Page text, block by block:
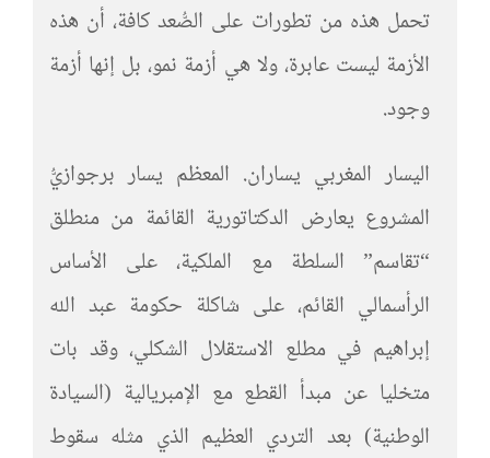
تحمل هذه من تطورات على الصُّعد كافة، أن هذه
الأزمة ليست عابرة، ولا هي أزمة نمو، بل إنها أزمة
وجود.
اليسار المغربي يساران. المعظم يسار برجوازيُّ
المشروع يعارض الدكتاتورية القائمة من منطلق
“تقاسم” السلطة مع الملكية، على الأساس
الرأسمالي القائم، على شاكلة حكومة عبد الله
إبراهيم في مطلع الاستقلال الشكلي، وقد بات
متخليا عن مبدأ القطع مع الإمبريالية (السيادة
الوطنية) بعد التردي العظيم الذي مثله سقوط